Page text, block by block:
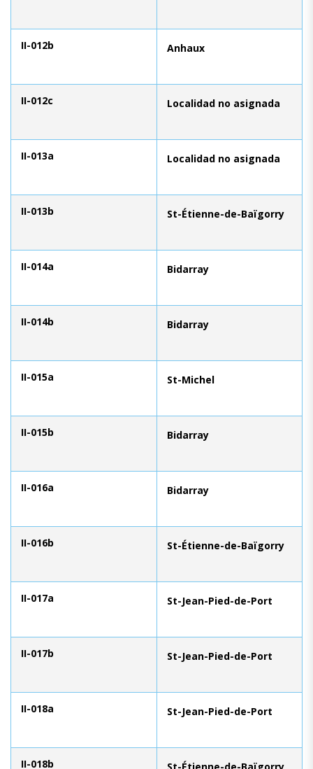
II-012b Anhaux
II-012c Localidad no asignada
II-013a Localidad no asignada
II-013b St-Étienne-de-Baïgorry
II-014a Bidarray
II-014b Bidarray
II-015a St-Michel
II-015b Bidarray
II-016a Bidarray
II-016b St-Étienne-de-Baïgorry
II-017a St-Jean-Pied-de-Port
II-017b St-Jean-Pied-de-Port
II-018a St-Jean-Pied-de-Port
II-018b St-Étienne-de-Baïgorry